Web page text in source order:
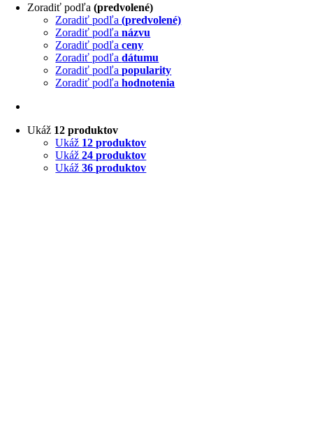
Zoradiť podľa(predvolené)
Zoradiť podľa(predvolené)
Zoradiť podľanázvu
Zoradiť podľaceny
Zoradiť podľadátumu
Zoradiť podľapopularity
Zoradiť podľahodnotenia
Ukáž 12 produktov
Ukáž 12 produktov
Ukáž24 produktov
Ukáž36 produktov